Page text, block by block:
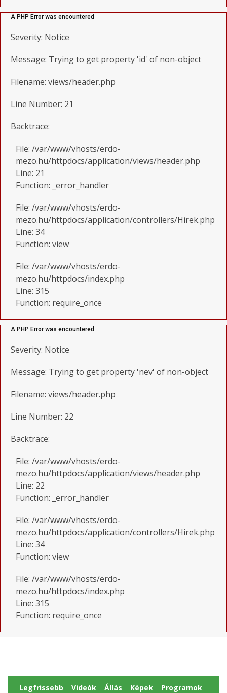
A PHP Error was encountered
Severity: Notice
Message: Trying to get property 'id' of non-object
Filename: views/header.php
Line Number: 21
Backtrace:
File: /var/www/vhosts/erdo-
mezo.hu/httpdocs/application/views/header.php
Line: 21
Function: _error_handler
File: /var/www/vhosts/erdo-
mezo.hu/httpdocs/application/controllers/Hirek.php
Line: 34
Function: view
File: /var/www/vhosts/erdo-
mezo.hu/httpdocs/index.php
Line: 315
Function: require_once
A PHP Error was encountered
Severity: Notice
Message: Trying to get property 'nev' of non-object
Filename: views/header.php
Line Number: 22
Backtrace:
File: /var/www/vhosts/erdo-
mezo.hu/httpdocs/application/views/header.php
Line: 22
Function: _error_handler
File: /var/www/vhosts/erdo-
mezo.hu/httpdocs/application/controllers/Hirek.php
Line: 34
Function: view
File: /var/www/vhosts/erdo-
mezo.hu/httpdocs/index.php
Line: 315
Function: require_once
Legfrissebb Videók Állás Képek
Programok